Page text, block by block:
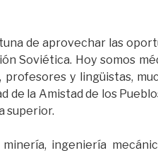
de aprovechar las
Soviética. Hoy somos
y lingüistas,
de la Amistad de los
superior.
ingeniería